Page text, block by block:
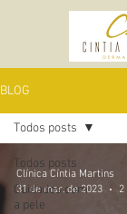
BLOG
Todos posts
Cuidados com
a pele
Todos posts
Clínica Cíntia Martins
31 de mar. de 2023